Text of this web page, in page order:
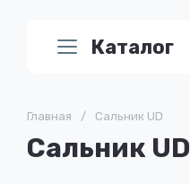
Каталог
Главная / Сальник UD
Сальник UD